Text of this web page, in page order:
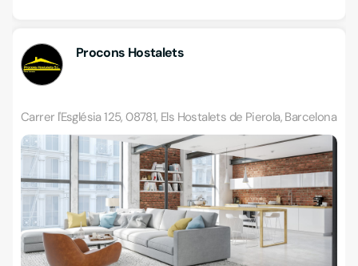
Procons Hostalets
Carrer l'Església 125, 08781, Els Hostalets de Pierola, Barcelona